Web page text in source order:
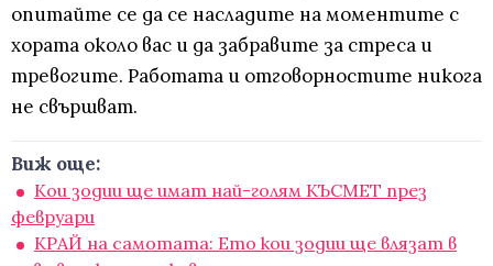
опитайте се да се насладите на моментите с
хората около вас и да забравите за стреса и
тревогите. Работата и отговорностите никога
не свършват.
Виж още:
Кои зодии ще имат най-голям КЪСМЕТ през
февруари
КРАЙ на самотата: Ето кои зодии ще влязат в